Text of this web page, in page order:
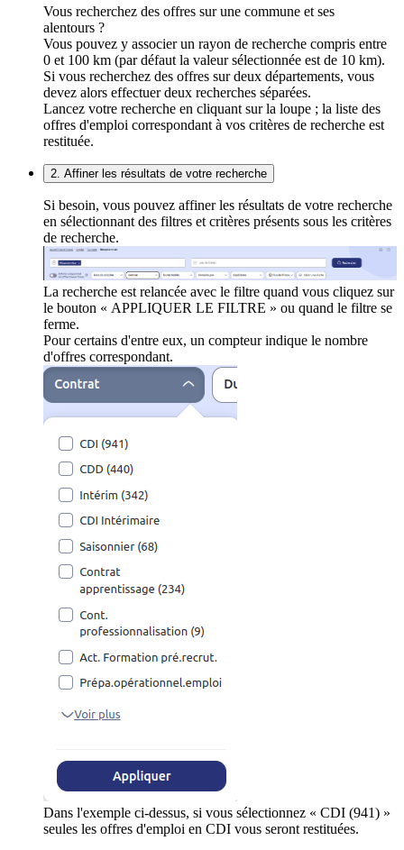
Vous recherchez des offres sur une commune et ses
alentours ?
Vous pouvez y associer un rayon de recherche compris entre
0 et 100 km (par défaut la valeur sélectionnée est de 10 km).
Si vous recherchez des offres sur deux départements, vous
devez alors effectuer deux recherches séparées.
Lancez votre recherche en cliquant sur la loupe ; la liste des
offres d'emploi correspondant à vos critères de recherche est
restituée.
2. Affiner les résultats de votre recherche
Si besoin, vous pouvez affiner les résultats de votre recherche
en sélectionnant des filtres et critères présents sous les critères
de recherche.
La recherche est relancée avec le filtre quand vous cliquez sur
le bouton « APPLIQUER LE FILTRE » ou quand le filtre se
ferme.
Pour certains d'entre eux, un compteur indique le nombre
d'offres correspondant.
Dans l'exemple ci-dessus, si vous sélectionnez « CDI (941) »
seules les offres d'emploi en CDI vous seront restituées.